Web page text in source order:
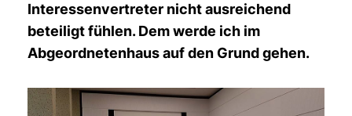
Interessenvertreter nicht ausreichend
beteiligt fühlen. Dem werde ich im
Abgeordnetenhaus auf den Grund gehen.